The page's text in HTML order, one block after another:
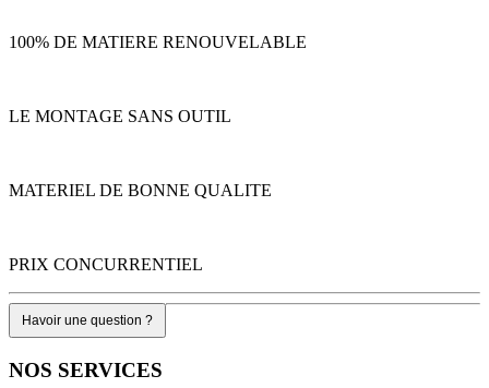
100% DE MATIERE RENOUVELABLE
LE MONTAGE SANS OUTIL
MATERIEL DE BONNE QUALITE
PRIX CONCURRENTIEL
Havoir une question ?
NOS SERVICES